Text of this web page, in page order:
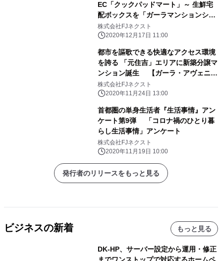
EC「クックパッドマート」～ 生鮮宅
配ボックスを「ガーラマンションシリ
ーズ」に導入開始
株式会社FJネクスト
2020年12月17日 11:00
都市を謳歌できる快適なアクセス環境
を誇る 「元住吉」エリアに新築分譲マ
ンション誕生 【ガーラ・アヴェニュ
ー元住吉】11月24日(火)販売開始
株式会社FJネクスト
2020年11月24日 13:00
首都圏の単身生活者『生活事情』アン
ケート第9弾 「コロナ禍のひとり暮
らし生活事情」アンケート
株式会社FJネクスト
2020年11月19日 10:00
発行者のリリースをもっと見る
ビジネスの新着 もっと見る
DK-HP、サーバー設定から運用・修正